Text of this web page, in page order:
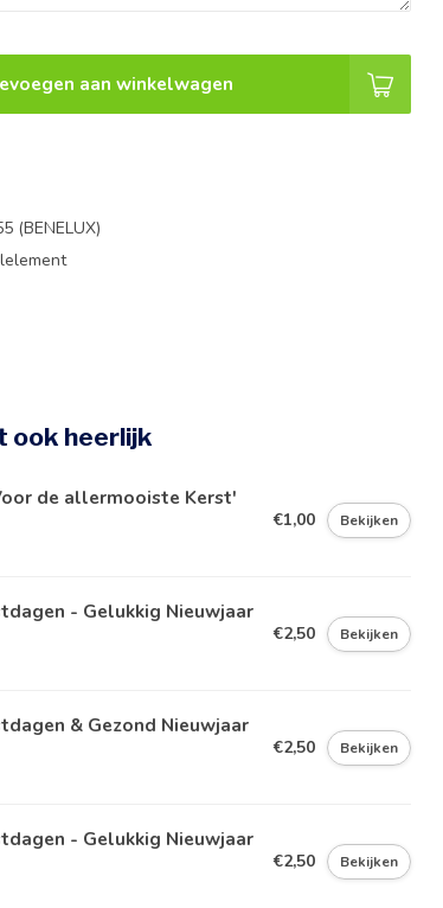
aan winkelwagen
(BENELUX)
ook heerlijk
de allermooiste Kerst'
€1,00 Bekijken
- Gelukkig Nieuwjaar
€2,50 Bekijken
& Gezond Nieuwjaar
€2,50 Bekijken
- Gelukkig Nieuwjaar
€2,50 Bekijken